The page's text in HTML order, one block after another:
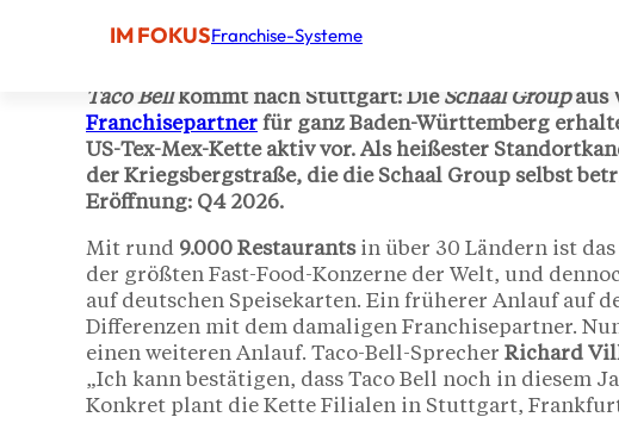
IM FOKUSFranchise-Systeme
Taco Bellkommt nach Stuttgart: Die Schaal Groupaus
Franchisepartner für ganz Baden-Württemberg
US-Tex-Mex-Kette aktiv vor. Als heißester
der Kriegsbergstraße, die die Schaal Group selbst
Eröffnung: Q4 2026.
Mit rund 9.000 Restaurantsin über 30 Ländern ist das
der größten Fast-Food-Konzerne der Welt, und
auf deutschen Speisekarten. Ein früherer Anlauf auf
Differenzen mit dem damaligen Franchisepartner.
einen weiteren Anlauf. Taco-Bell-Sprecher Richard
„Ich kann bestätigen, dass Taco Bell noch in diesem
Konkret plant die Kette Filialen in Stuttgart,